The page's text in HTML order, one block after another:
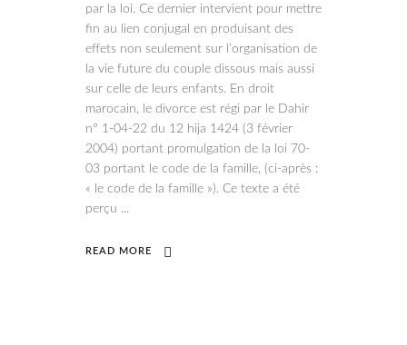
par la loi. Ce dernier intervient pour mettre
fin au lien conjugal en produisant des
effets non seulement sur l’organisation de
la vie future du couple dissous mais aussi
sur celle de leurs enfants. En droit
marocain, le divorce est régi par le Dahir
n° 1-04-22 du 12 hija 1424 (3 février
2004) portant promulgation de la loi 70-
03 portant le code de la famille, (ci-après :
« le code de la famille »). Ce texte a été
perçu
READ MORE